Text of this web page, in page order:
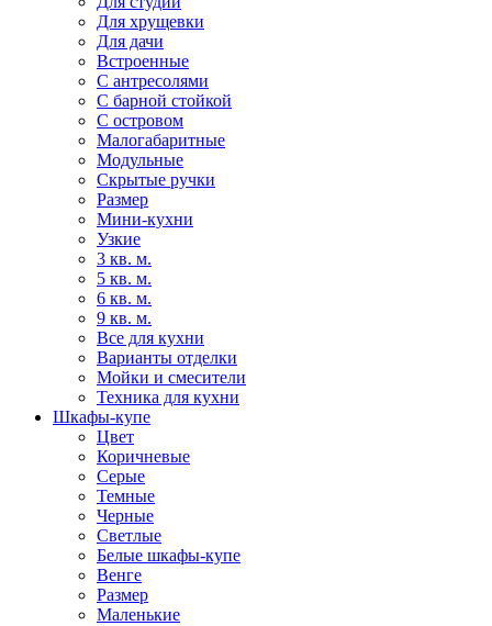
Для хрущевки
Для дачи
Встроенные
С антресолями
С барной стойкой
С островом
Малогабаритные
Модульные
Скрытые ручки
Размер
Мини-кухни
Узкие
3 кв. м.
5 кв. м.
6 кв. м.
9 кв. м.
Все для кухни
Варианты отделки
Мойки и смесители
Техника для кухни
Шкафы-купе
Цвет
Коричневые
Серые
Темные
Черные
Светлые
Белые шкафы-купе
Венге
Размер
Маленькие